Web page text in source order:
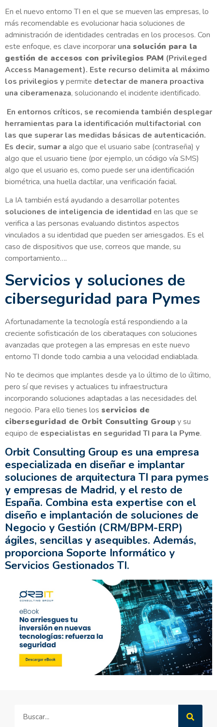
En el nuevo entorno TI en el que se mueven las empresas, lo
más recomendable es evolucionar hacia soluciones de
administración de identidades centradas en los procesos. Con
este enfoque, es clave incorporar una solución para la
gestión de accesos con privilegios PAM (Privileged
Access Management). Este recurso delimita al máximo
los privilegios ypermite detectar de manera proactiva
una ciberamenaza, solucionando el incidente identificado.
En entornos críticos, se recomienda también desplegar
herramientas para la identificación multifactorial con
las que superar las medidas básicas de autenticación.
Es decir, sumar a algo que el usuario sabe (contraseña) y
algo que el usuario tiene (por ejemplo, un código vía SMS)
algo que el usuario es, como puede ser una identificación
biométrica, una huella dactilar, una verificación facial.
La IA también está ayudando a desarrollar potentes
soluciones de inteligencia de identidad en las que se
verifica a las personas evaluando distintos aspectos
vinculados a su identidad que pueden ser arriesgados. Es el
caso de dispositivos que use, correos que mande, su
comportamiento….
Servicios y soluciones de
ciberseguridad para Pymes
Afortunadamente la tecnología está respondiendo a la
creciente sofisticación de los ciberataques con soluciones
avanzadas que protegen a las empresas en este nuevo
entorno TI donde todo cambia a una velocidad endiablada.
No te decimos que implantes desde ya lo último de lo último,
pero sí que revises y actualices tu infraestructura
incorporando soluciones adaptadas a las necesidades del
negocio. Para ello tienes los servicios de
ciberseguridad de Orbit Consulting Groupy su
equipo de especialistas en seguridad TI para la Pyme.
Orbit Consulting Group es una empresa
especializada en diseñar e implantar
soluciones de arquitectura TI para pymes
y empresas de Madrid, y el resto de
España. Combina esta expertise con el
diseño e implantación de soluciones de
Negocio y Gestión (CRM/BPM-ERP)
ágiles, sencillas y asequibles. Además,
proporciona Soporte Informático y
Servicios Gestionados TI.